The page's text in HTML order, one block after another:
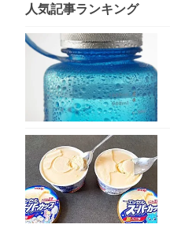
人気記事ランキング